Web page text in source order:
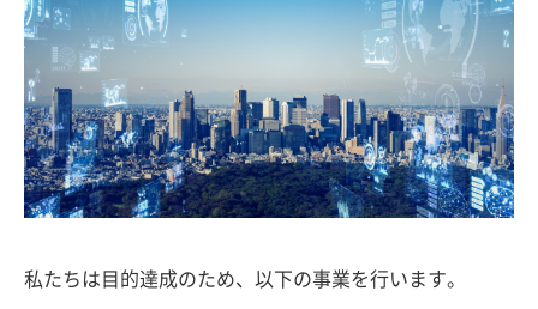
私たちは目的達成のため、以下の事業を行います。